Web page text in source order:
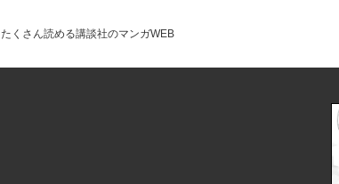
たくさん読める講談社のマンガWEB